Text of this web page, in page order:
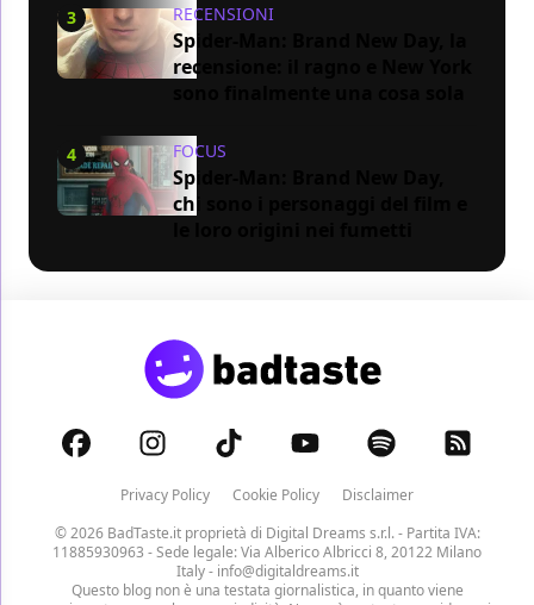
3 RECENSIONI
Spider-Man: Brand New Day, la
recensione: il ragno e New York
4 FOCUS
Spider-Man: Brand New Day,
chi sono i personaggi del film e
Privacy Policy Cookie Policy
Disclaimer
© 2026 BadTaste.it proprietà di Digital Dreams s.r.l.- Partita IVA:
11885930963 - Sede legale: Via Alberico Albricci 8, 20122 Milano
Italy - info@digitaldreams.it
Questo blog non è una testata giornalistica, in quanto viene